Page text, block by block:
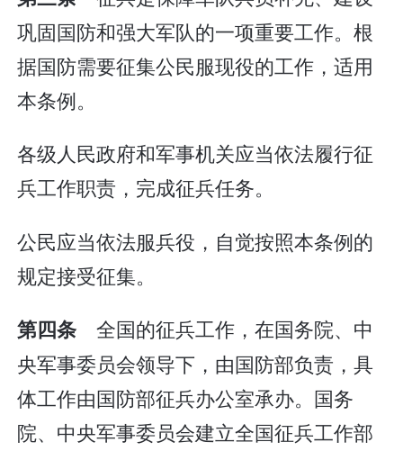
巩固国防和强大军队的一项重要工作。根
据国防需要征集公民服现役的工作，适用
本条例。
各级人民政府和军事机关应当依法履行征
兵工作职责，完成征兵任务。
公民应当依法服兵役，自觉按照本条例的
规定接受征集。
第四条 全国的征兵工作，在国务院、中
央军事委员会领导下，由国防部负责，具
体工作由国防部征兵办公室承办。国务
院、中央军事委员会建立全国征兵工作部